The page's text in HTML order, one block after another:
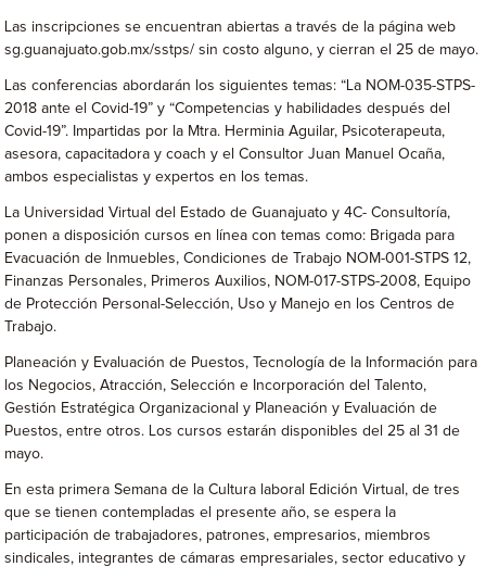
Las inscripciones se encuentran abiertas a través de la página web
sg.guanajuato.gob.mx/sstps/ sin costo alguno, y cierran el 25 de mayo.
Las conferencias abordarán los siguientes temas: “La NOM-035-STPS-
2018 ante el Covid-19” y “Competencias y habilidades después del
Covid-19”. Impartidas por la Mtra. Herminia Aguilar, Psicoterapeuta,
asesora, capacitadora y coach y el Consultor Juan Manuel Ocaña,
ambos especialistas y expertos en los temas.
La Universidad Virtual del Estado de Guanajuato y 4C- Consultoría,
ponen a disposición cursos en línea con temas como: Brigada para
Evacuación de Inmuebles, Condiciones de Trabajo NOM-001-STPS 12,
Finanzas Personales, Primeros Auxilios, NOM-017-STPS-2008, Equipo
de Protección Personal-Selección, Uso y Manejo en los Centros de
Trabajo.
Planeación y Evaluación de Puestos, Tecnología de la Información para
los Negocios, Atracción, Selección e Incorporación del Talento,
Gestión Estratégica Organizacional y Planeación y Evaluación de
Puestos, entre otros. Los cursos estarán disponibles del 25 al 31 de
mayo.
En esta primera Semana de la Cultura laboral Edición Virtual, de tres
que se tienen contempladas el presente año, se espera la
participación de trabajadores, patrones, empresarios, miembros
sindicales, integrantes de cámaras empresariales, sector educativo y